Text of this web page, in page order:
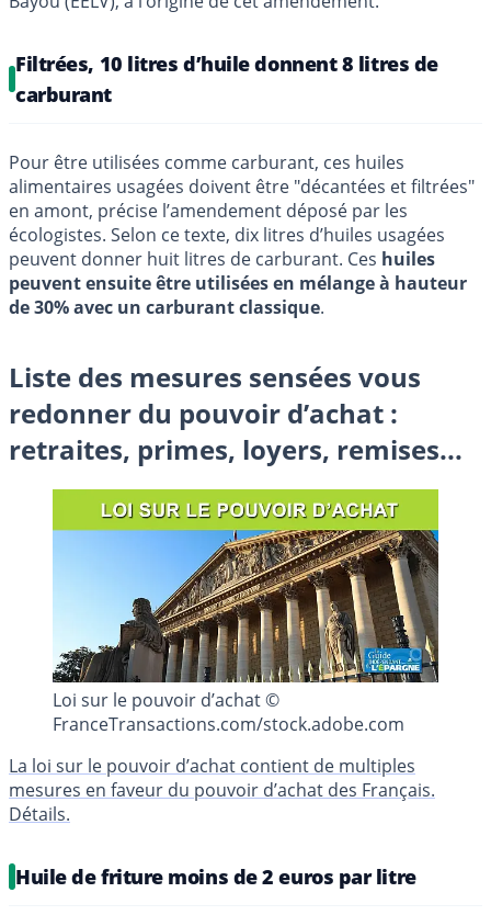
Filtrées, 10 litres d’huile donnent 8 litres de
carburant
Pour être utilisées comme carburant, ces huiles
alimentaires usagées doivent être "décantées et filtrées"
en amont, précise l’amendement déposé par les
écologistes. Selon ce texte, dix litres d’huiles usagées
peuvent donner huit litres de carburant. Ces huiles
peuvent ensuite être utilisées en mélange à hauteur
de 30% avec un carburant classique.
Liste des mesures sensées vous
redonner du pouvoir d’achat :
retraites, primes, loyers, remises...
Loi sur le pouvoir d’achat ©
FranceTransactions.com/stock.adobe.com
La loi sur le pouvoir d’achat contient de multiples
mesures en faveur du pouvoir d’achat des Français.
Détails.
Huile de friture moins de 2 euros par litre